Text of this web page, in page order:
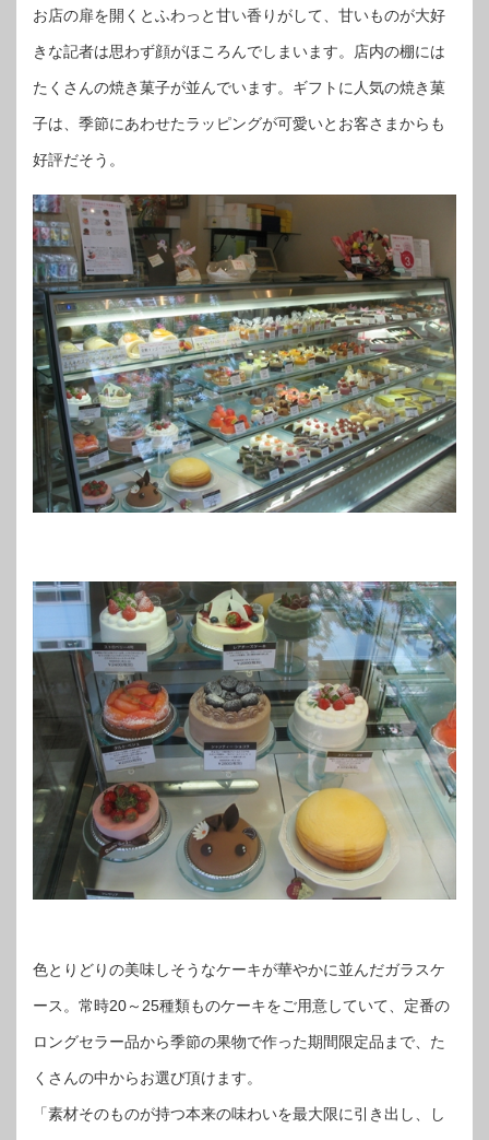
お店の扉を開くとふわっと甘い香りがして、甘いものが大好
きな記者は思わず顔がほころんでしまいます。店内の棚には
たくさんの焼き菓子が並んでいます。ギフトに人気の焼き菓
子は、季節にあわせたラッピングが可愛いとお客さまからも
好評だそう。
色とりどりの美味しそうなケーキが華やかに並んだガラスケ
ース。常時20～25種類ものケーキをご用意していて、定番の
ロングセラー品から季節の果物で作った期間限定品まで、た
くさんの中からお選び頂けます。
「素材そのものが持つ本来の味わいを最大限に引き出し、し